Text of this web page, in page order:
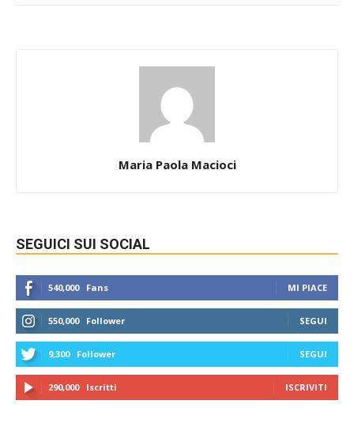
Maria Paola Macioci
SEGUICI SUI SOCIAL
540,000 Fans MI PIACE
550,000 Follower SEGUI
9,300 Follower SEGUI
290,000 Iscritti ISCRIVITI